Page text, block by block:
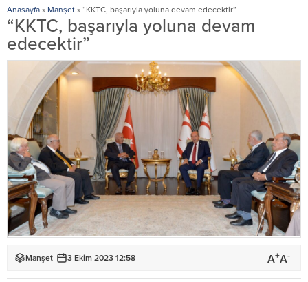
Anasayfa » Manşet » “KKTC, başarıyla yoluna devam edecektir”
“KKTC, başarıyla yoluna devam
edecektir”
Manşet 3 Ekim 2023 12:58 A+A-